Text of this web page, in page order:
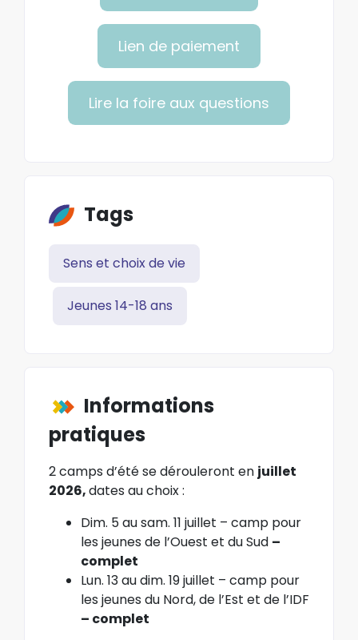
Lien de paiement
Lire la foire aux questions
Tags
Sens et choix de vie
Jeunes 14-18 ans
Informations
pratiques
2 camps d’été se dérouleront en juillet
2026,dates au choix :
Dim. 5 au sam. 11 juillet – camp pour
les jeunes de l’Ouest et du Sud –
complet
Lun. 13 au dim. 19 juillet – camp pour
les jeunes du Nord, de l’Est et de l’IDF
– complet